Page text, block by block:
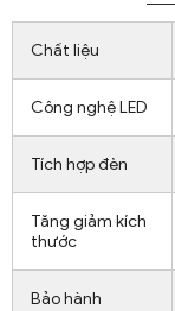
Chất liệu
Công nghệ LED
Tích hợp đèn
Tăng giảm kích
thước
Bảo hành